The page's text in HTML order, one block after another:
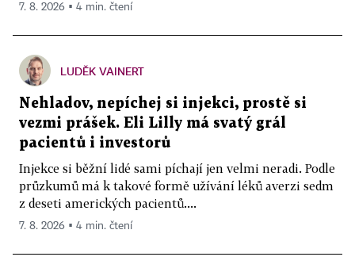
7. 8. 2026 ▪ 4 min. čtení
LUDĚK VAINERT
Nehladov, nepíchej si injekci, prostě si
vezmi prášek. Eli Lilly má svatý grál
pacientů i investorů
Injekce si běžní lidé sami píchají jen velmi neradi. Podle
průzkumů má k takové formě užívání léků averzi sedm
z deseti amerických pacientů....
7. 8. 2026 ▪ 4 min. čtení